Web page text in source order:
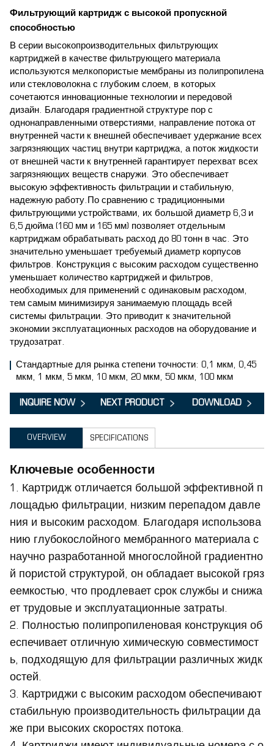
Фильтрующий картридж с высокой пропускной
способностью
В серии высокопроизводительных фильтрующих
картриджей в качестве фильтрующего материала
используются мелкопористые мембраны из полипропилена
или стекловолокна с глубоким слоем, в которых
сочетаются инновационные технологии и передовой
дизайн. Благодаря градиентной структуре пор с
однонаправленными отверстиями, направление потока от
внутренней части к внешней обеспечивает удержание всех
загрязняющих частиц внутри картриджа, а поток жидкости
от внешней части к внутренней гарантирует перехват всех
загрязняющих веществ снаружи. Это обеспечивает
высокую эффективность фильтрации и стабильную,
надежную работу.По сравнению с традиционными
фильтрующими устройствами, их большой диаметр 6,3 и
6,5 дюйма (160 мм и 165 мм) позволяет отдельным
картриджам обрабатывать расход до 80 тонн в час. Это
значительно уменьшает требуемый диаметр корпусов
фильтров. Конструкция с высоким расходом существенно
уменьшает количество картриджей и фильтров,
необходимых для применений с одинаковым расходом,
тем самым минимизируя занимаемую площадь всей
системы фильтрации. Это приводит к значительной
экономии эксплуатационных расходов на оборудование и
трудозатрат.
Стандартные для рынка степени точности: 0,1 мкм, 0,45
мкм, 1 мкм, 5 мкм, 10 мкм, 20 мкм, 50 мкм, 100 мкм
INQUIRE NOW NEXT PRODUCT DOWNLOAD
OVERVIEW SPECIFICATIONS
Ключевые особенности
1. Картридж отличается большой эффективной п
лощадью фильтрации, низким перепадом давле
ния и высоким расходом. Благодаря использова
нию глубокослойного мембранного материала с
научно разработанной многослойной градиентно
й пористой структурой, он обладает высокой гряз
еемкостью, что продлевает срок службы и снижа
ет трудовые и эксплуатационные затраты.
2. Полностью полипропиленовая конструкция об
еспечивает отличную химическую совместимост
ь, подходящую для фильтрации различных жидк
остей.
3. Картриджи с высоким расходом обеспечивают
стабильную производительность фильтрации да
же при высоких скоростях потока.